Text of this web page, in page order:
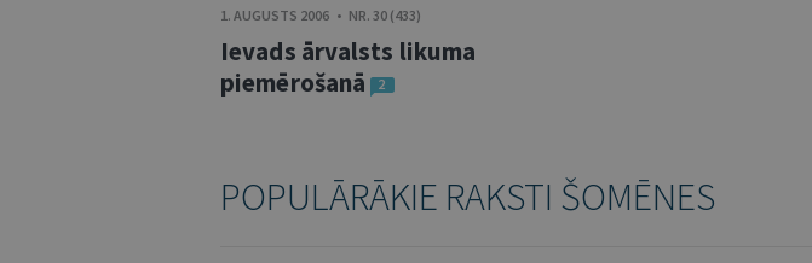
1. AUGUSTS 2006 • NR. 30 (433)
Ievads ārvalsts likuma
piemērošanā
2
POPULĀRĀKIE RAKSTI ŠOMĒNES